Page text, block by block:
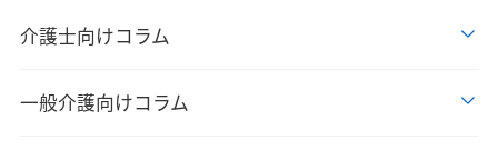
介護士向けコラム
一般介護向けコラム